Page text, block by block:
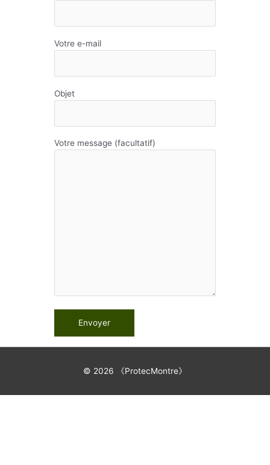
Votre e-mail
Objet
Votre message (facultatif)
© 2026 《ProtecMontre》